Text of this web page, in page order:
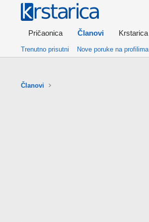
Pričaonica Članovi Krstarica
Trenutno prisutni Nove poruke na profilima
Članovi